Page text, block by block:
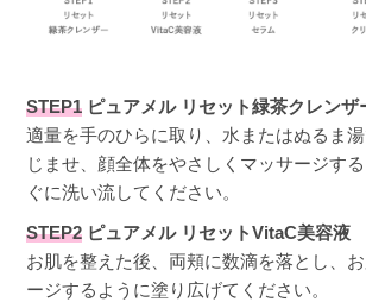
STEP1 ピュアメル リセット緑茶クレンザ
適量を手のひらに取り、水またはぬるま
じませ、顔全体をやさしくマッサージす
ぐに洗い流してください。
STEP2 ピュアメル リセットVitaC美容液
お肌を整えた後、両頬に数滴を落とし、
ージするように塗り広げてください。